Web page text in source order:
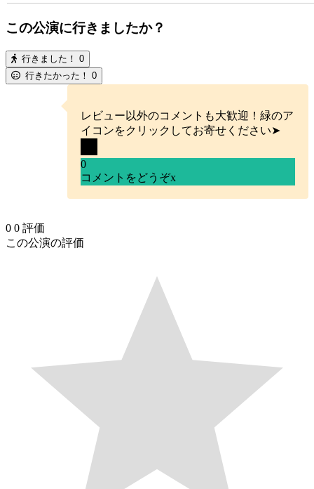
この公演に行きましたか？
行きました！ 0
行きたかった！ 0
レビュー以外のコメントも大歓迎！緑のア
イコンをクリックしてお寄せください➤
0
コメントをどうぞx
0 0 評価
この公演の評価